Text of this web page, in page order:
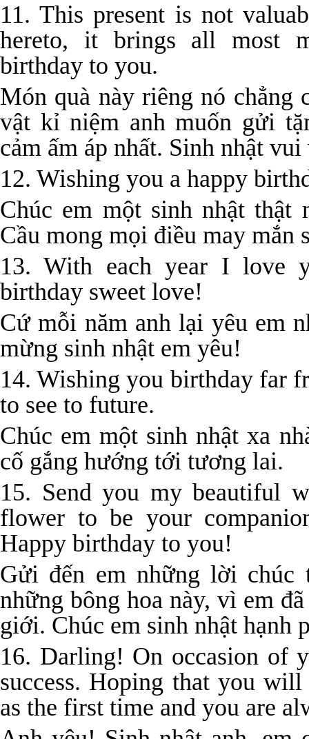
11. This present is not
hereto, it brings all most
birthday to you.
Món quà này riêng nó chẳng
vật kỉ niệm anh muốn gửi
cảm ấm áp nhất. Sinh nhật vui
12. Wishing you a happy
Chúc em một sinh nhật thật
Cầu mong mọi điều may mắn
13. With each year I love
birthday sweet love!
Cứ mỗi năm anh lại yêu em
mừng sinh nhật em yêu!
14. Wishing you birthday far
to see to future.
Chúc em một sinh nhật xa
cố gắng hướng tới tương lai.
15. Send you my beautiful
flower to be your
Happy birthday to you!
Gửi đến em những lời chúc
những bông hoa này, vì em
giới. Chúc em sinh nhật hạnh
16. Darling! On occasion of
success. Hoping that you
as the first time and you are